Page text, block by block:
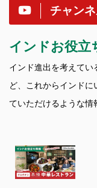
チャン
インドお役立
インド進出を考えてい
ど、これからインドに
ていただけるような情